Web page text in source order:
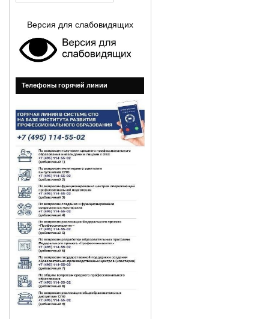
Версия для слабовидящих
Телефоны горячей линии